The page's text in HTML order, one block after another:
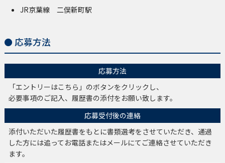
JR京葉線 二俣新町駅
応募方法
応募方法
「エントリーはこちら」のボタンをクリックし、
必要事項のご記入、履歴書の添付をお願い致します。
応募受付後の連絡
添付いただいた履歴書をもとに書類選考をさせていただき、通過
した方には追ってお電話またはメールにてご連絡させていただき
ます。